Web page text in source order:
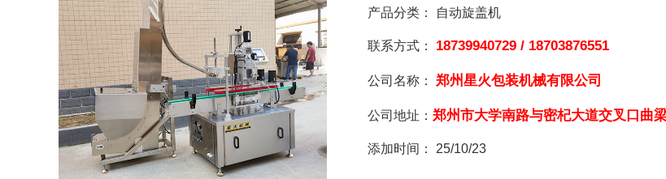
产品分类： 自动旋盖机
联系方式： 18739940729 / 18703876551
公司名称： 郑州星火包装机械有限公司
公司地址： 郑州市大学南路与密杞大道交叉口曲
添加时间： 25/10/23